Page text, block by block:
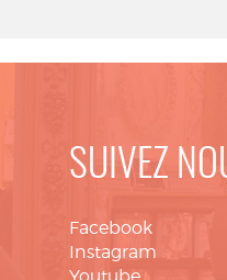
SUIVEZ
Facebook
Instagram